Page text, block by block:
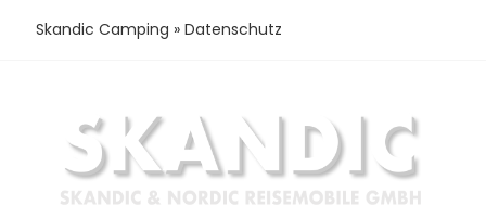
Skandic Camping » Datenschutz